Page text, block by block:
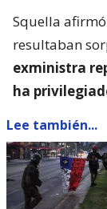
Squella
resultaban
exministra
ha
Lee también...